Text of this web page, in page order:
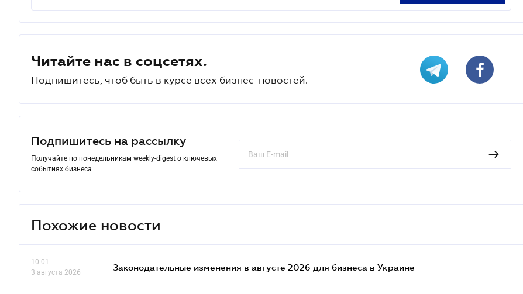
Читайте нас в соцсетях.
Подпишитесь, чтоб быть в курсе всех бизнес-новостей.
Подпишитесь на рассылку
Получайте по понедельникам weekly-digest о ключевых
событиях бизнеса
Похожие новости
10.01
3 августа 2026
Законодательные изменения в августе 2026 для бизнеса в Украине